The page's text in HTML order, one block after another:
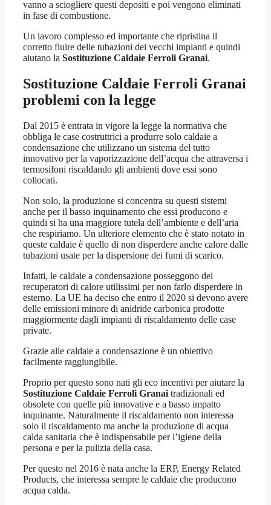
vanno a sciogliere questi depositi e poi vengono eliminati
in fase di combustione.
Un lavoro complesso ed importante che ripristina il
corretto fluire delle tubazioni dei vecchi impianti e quindi
aiutano la Sostituzione Caldaie Ferroli Granai.
Sostituzione Caldaie Ferroli Granai
problemi con la legge
Dal 2015 è entrata in vigore la legge la normativa che
obbliga le case costruttrici a produrre solo caldaie a
condensazione che utilizzano un sistema del tutto
innovativo per la vaporizzazione dell’acqua che attraversa i
termosifoni riscaldando gli ambienti dove essi sono
collocati.
Non solo, la produzione si concentra su questi sistemi
anche per il basso inquinamento che essi producono e
quindi si ha una maggiore tutela dell’ambiente e dell’aria
che respiriamo. Un ulteriore elemento che è stato notato in
queste caldaie è quello di non disperdere anche calore dalle
tubazioni usate per la dispersione dei fumi di scarico.
Infatti, le caldaie a condensazione posseggono dei
recuperatori di calore utilissimi per non farlo disperdere in
esterno. La UE ha deciso che entro il 2020 si devono avere
delle emissioni minore di anidride carbonica prodotte
maggiormente dagli impianti di riscaldamento delle case
private.
Grazie alle caldaie a condensazione è un obiettivo
facilmente raggiungibile.
Proprio per questo sono nati gli eco incentivi per aiutare la
Sostituzione Caldaie Ferroli Granai tradizionali ed
obsolete con quelle più innovative e a basso impatto
inquinante. Naturalmente il riscaldamento non interessa
solo il riscaldamento ma anche la produzione di acqua
calda sanitaria che è indispensabile per l’igiene della
persona e per la pulizia della casa.
Per questo nel 2016 è nata anche la ERP, Energy Related
Products, che interessa sempre le caldaie che producono
acqua calda.